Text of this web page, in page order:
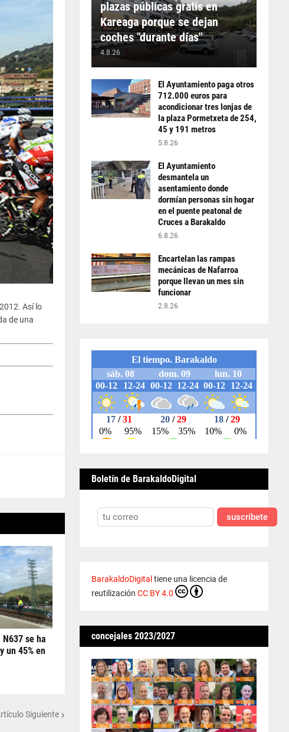
2012. Así lo
de una
se ha
un 45% en
Siguiente
plazas públicas gratis en
Kareaga porque se dejan
coches "durante días"
4.8.26
El Ayuntamiento paga otros
712.000 euros para
acondicionar tres lonjas de
la plaza Pormetxeta de 254,
45 y 191 metros
5.8.26
El Ayuntamiento
desmantela un
asentamiento donde
dormían personas sin hogar
en el puente peatonal de
Cruces a Barakaldo
6.8.26
Encartelan las rampas
mecánicas de Nafarroa
porque llevan un mes sin
funcionar
2.8.26
Boletín de BarakaldoDigital
suscríbete
BarakaldoDigital tiene una licencia de
reutilización CC BY 4.0
concejales 2023/2027